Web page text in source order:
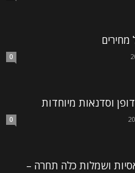
מחירים
0
וסדנאות מיוחדות
0
ושמלות כלה תחרה –